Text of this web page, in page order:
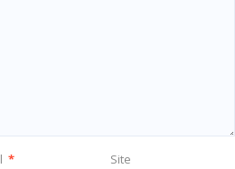
* Site